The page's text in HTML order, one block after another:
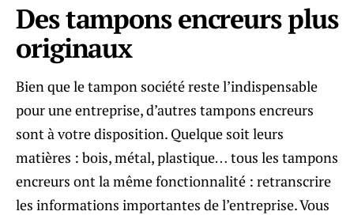
Des tampons encreurs plus
originaux
Bien que le tampon société reste l’indispensable
pour une entreprise, d’autres tampons encreurs
sont à votre disposition. Quelque soit leurs
matières : bois, métal, plastique… tous les tampons
encreurs ont la même fonctionnalité : retranscrire
les informations importantes de l’entreprise. Vous